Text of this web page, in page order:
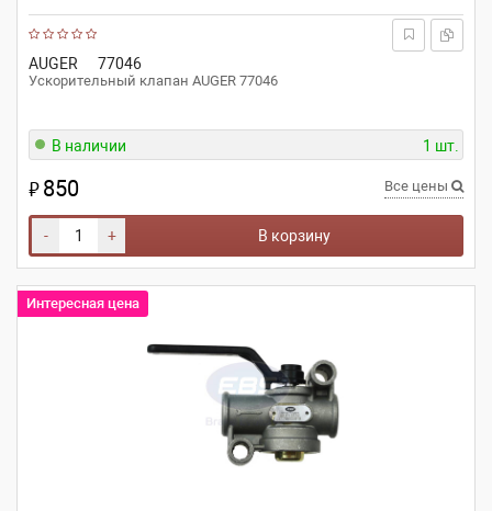
AUGER 77046
Ускорительный клапан AUGER 77046
В наличии 1 шт.
₽850 Все цены
- + В корзину
Интересная цена